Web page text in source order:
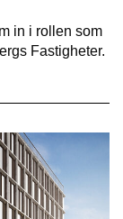
in i rollen som
Fastigheter.